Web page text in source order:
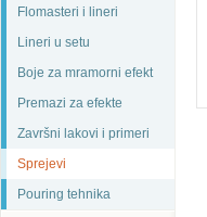
Flomasteri i lineri
Lineri u setu
Boje za mramorni efekt
Premazi za efekte
Završni lakovi i primeri
Sprejevi
Pouring tehnika